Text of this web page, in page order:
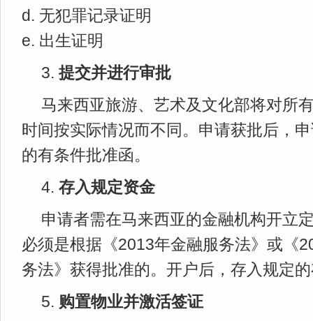
d. 无犯罪记录证明
e. 出生证明
3. 提交并进行审批
马来西亚旅游、艺术及文化部将对所
时间按实际情况而不同。申请获批后，
的有条件批准函。
4. 存入规定资金
申请者需在马来西亚的金融机构开立
必须是根据《2013年金融服务法》或《
务法》获得批准的。开户后，存入规定
5. 购置物业并激活签证